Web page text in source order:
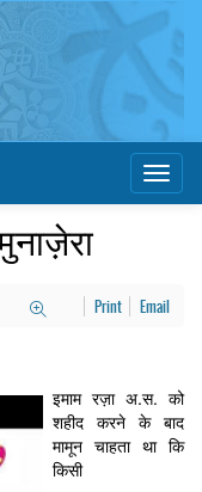
Print Email
इमाम रज़ा अ.स. को
शहीद करने के बाद
मामून चाहता था कि
किसी